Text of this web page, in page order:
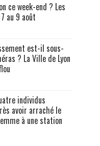
ce week-end ? Les
au 9 août
est-il sous-
? La Ville de Lyon
individus
avoir arraché le
à une station